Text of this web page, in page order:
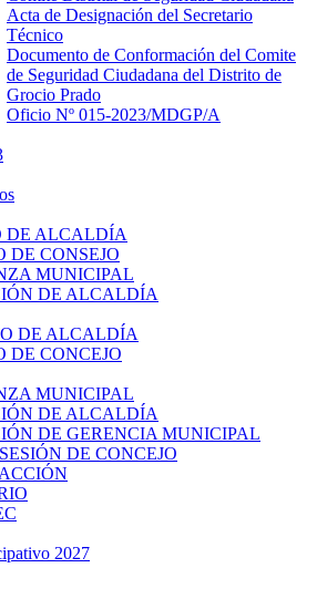
Acta de Designación del Secretario
Técnico
Documento de Conformación del Comite
de Seguridad Ciudadana del Distrito de
Grocio Prado
Oficio Nº 015-2023/MDGP/A
DE ALCALDÍA
DE CONSEJO
MUNICIPAL
DE ALCALDÍA
DE ALCALDÍA
DE CONCEJO
MUNICIPAL
DE ALCALDÍA
DE GERENCIA MUNICIPAL
DE CONCEJO
2027